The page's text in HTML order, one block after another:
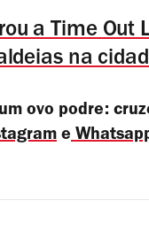
a Time Out
na
ovo podre:
e